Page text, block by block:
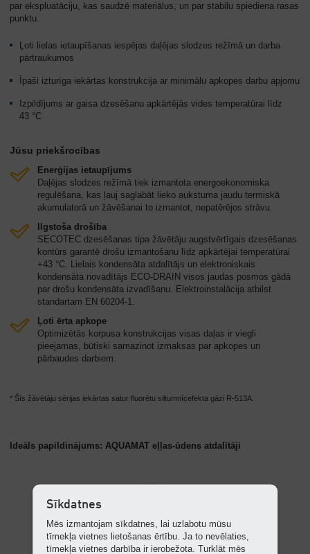
par ekspluatāciju, kas saudzē materiālus, un par stabilu spiediena rasas
punktu.
Ļoti lielas ietaupīšanas iespējas daļējas slodzes režīmā un darba
pārtraukumos
Īpaši izturīga iekārtas konstrukcija ar minimālu apkopes darbu apjomu
Izpildījums ar gaisa dzesēšanu apkārtējās vides temperatūrai līdz
43 °C
Jūsu priekšrocības
Enerģijas ietaupījums
Daļējas slodzes režīmā tiek izmantota energoekonomiska
regulēšana, kas ļauj saglabāt lieko aukstuma jaudu termiskā
akumulatorā un žāvēšanai to izmantot, nepatērējos strāvu.
Ilgstoša drošība
SECOTEC dzesēšanas tipa žāvētāju augstvērtīgais dzesēšanas
kontūrs garantē drošu izmantošanu līdz apkārtējai temperatūrai
+43 °C. Lielais kondensāta atdalītājs un elektroniskais
kondensāta novadītājs ECO-DRAIN visos jaudas posmos gādā
par drošu kondensāta izvadīšanu. Elektroinstalācija atbilst
standartam EN 60204-1.
Ļoti ērta apkope
Optimizētās korpusa konstrukcijas visas daļas ir viegli
pieejamas, būtiski samazinot izmaksas par apkopes un
pārbaudes darbiem.
* Šīs žāvētāju sērijas iekārtas satur fluorētu siltumnīcefekta gāzi R-513A.
Ideāls papildinājums: AQUAMAT eļļas-ūdens atdalītāji
Sīkdatnes
Mēs izmantojam sīkdatnes, lai uzlabotu mūsu
tīmekļa vietnes lietošanas ērtību. Ja to nevēlaties,
tīmekļa vietnes darbība ir ierobežota. Turklāt mēs